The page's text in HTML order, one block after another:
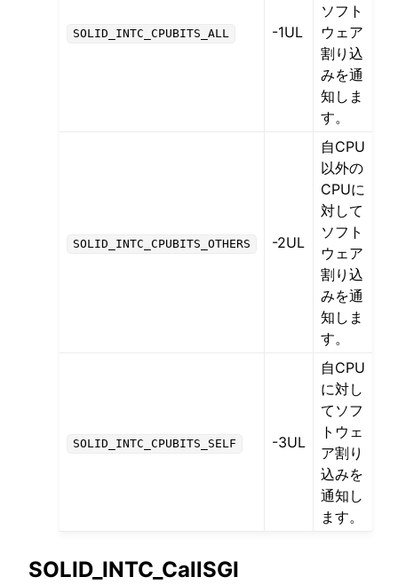
SOLID_INTC_CPUBITS_ALL -1UL
ソフト
ウェア
割り込
みを通
知しま
す。
SOLID_INTC_CPUBITS_OTHERS -2UL
自CPU
以外の
CPUに
対して
ソフト
ウェア
割り込
みを通
知しま
す。
SOLID_INTC_CPUBITS_SELF -3UL
自CPU
に対し
てソフ
トウェ
ア割り
込みを
通知し
ます。
SOLID_INTC_CallSGI